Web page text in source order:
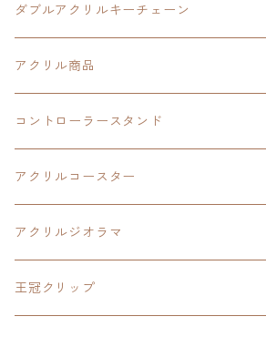
閃の軌跡Ⅲ
イースⅩ
創の軌跡
創の軌跡
界の軌跡
ダブルアクリルキーチェーン
創の軌跡
アクリル商品
LEDアクリルカード
界の軌跡
アクリルジオラマ
コントローラースタンド
イースⅨ
閃の軌跡Ⅳ
碧の軌跡:改
アクリルコースター
イースⅧ
閃の軌跡Ⅱ
アクリルジオラマ
閃の軌跡Ⅲ
王冠クリップ